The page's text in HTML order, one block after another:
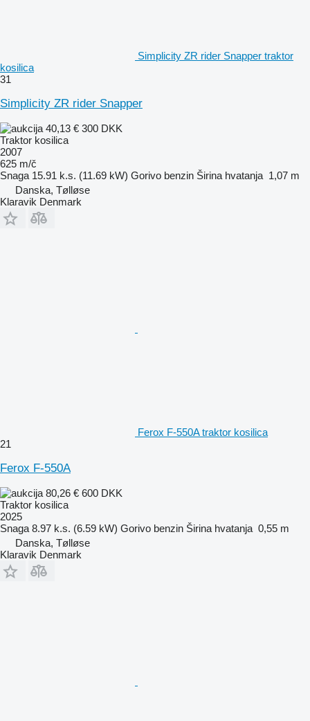
Simplicity ZR rider Snapper traktor
kosilica
31
Simplicity ZR rider Snapper
40,13 € 300 DKK
Traktor kosilica
2007
625 m/č
Snaga 15.91 k.s. (11.69 kW) Gorivo benzin Širina hvatanja 1,07 m
Danska, Tølløse
Klaravik Denmark
Ferox F-550A traktor kosilica
21
Ferox F-550A
80,26 € 600 DKK
Traktor kosilica
2025
Snaga 8.97 k.s. (6.59 kW) Gorivo benzin Širina hvatanja 0,55 m
Danska, Tølløse
Klaravik Denmark